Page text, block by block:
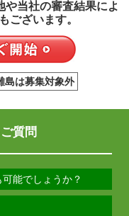
当社の審査結果によ
ございます。
島は募集対象外
質問
能でしょうか？
。